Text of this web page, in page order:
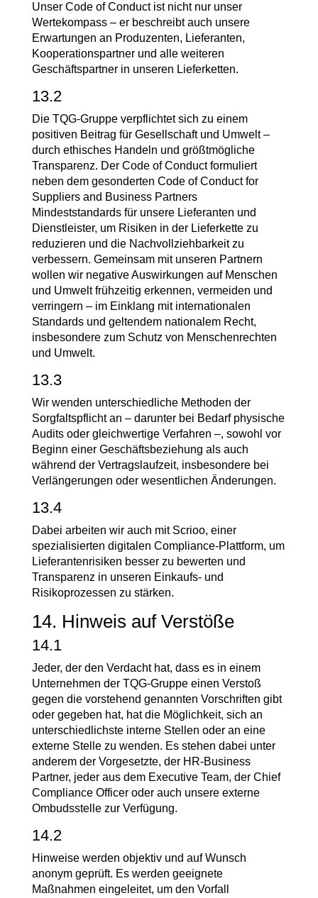
Unser Code of Conduct ist nicht nur unser
Wertekompass – er beschreibt auch unsere
Erwartungen an Produzenten, Lieferanten,
Kooperationspartner und alle weiteren
Geschäftspartner in unseren Lieferketten.
13.2
Die TQG-Gruppe verpflichtet sich zu einem
positiven Beitrag für Gesellschaft und Umwelt –
durch ethisches Handeln und größtmögliche
Transparenz. Der Code of Conduct formuliert
neben dem gesonderten Code of Conduct for
Suppliers and Business Partners
Mindeststandards für unsere Lieferanten und
Dienstleister, um Risiken in der Lieferkette zu
reduzieren und die Nachvollziehbarkeit zu
verbessern. Gemeinsam mit unseren Partnern
wollen wir negative Auswirkungen auf Menschen
und Umwelt frühzeitig erkennen, vermeiden und
verringern – im Einklang mit internationalen
Standards und geltendem nationalem Recht,
insbesondere zum Schutz von Menschenrechten
und Umwelt.
13.3
Wir wenden unterschiedliche Methoden der
Sorgfaltspflicht an – darunter bei Bedarf physische
Audits oder gleichwertige Verfahren –, sowohl vor
Beginn einer Geschäftsbeziehung als auch
während der Vertragslaufzeit, insbesondere bei
Verlängerungen oder wesentlichen Änderungen.
13.4
Dabei arbeiten wir auch mit Scrioo, einer
spezialisierten digitalen Compliance-Plattform, um
Lieferantenrisiken besser zu bewerten und
Transparenz in unseren Einkaufs- und
Risikoprozessen zu stärken.
14. Hinweis auf Verstöße
14.1
Jeder, der den Verdacht hat, dass es in einem
Unternehmen der TQG-Gruppe einen Verstoß
gegen die vorstehend genannten Vorschriften gibt
oder gegeben hat, hat die Möglichkeit, sich an
unterschiedlichste interne Stellen oder an eine
externe Stelle zu wenden. Es stehen dabei unter
anderem der Vorgesetzte, der HR-Business
Partner, jeder aus dem Executive Team, der Chief
Compliance Officer oder auch unsere externe
Ombudsstelle zur Verfügung.
14.2
Hinweise werden objektiv und auf Wunsch
anonym geprüft. Es werden geeignete
Maßnahmen eingeleitet, um den Vorfall